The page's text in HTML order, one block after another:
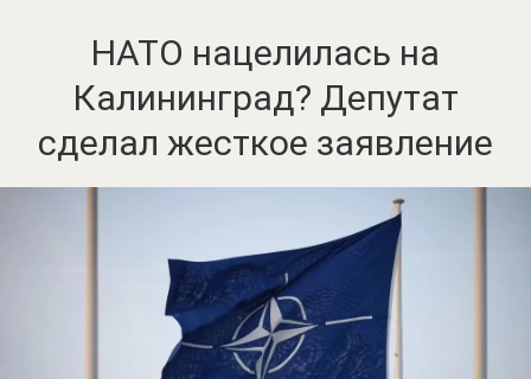
НАТО нацелилась на
Калининград? Депутат
сделал жесткое заявление